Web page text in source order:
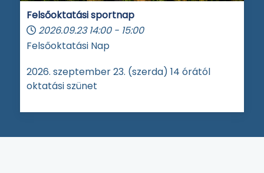
Felsőoktatási sportnap
2026.09.23 14:00 - 15:00
Felsőoktatási Nap
2026. szeptember 23. (szerda) 14 órától
oktatási szünet